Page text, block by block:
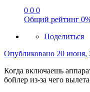
0 0 0
Общий рейтинг
Поделиться
Опубликовано 20 июня,
Когда включаешь
бойлер из-за чего